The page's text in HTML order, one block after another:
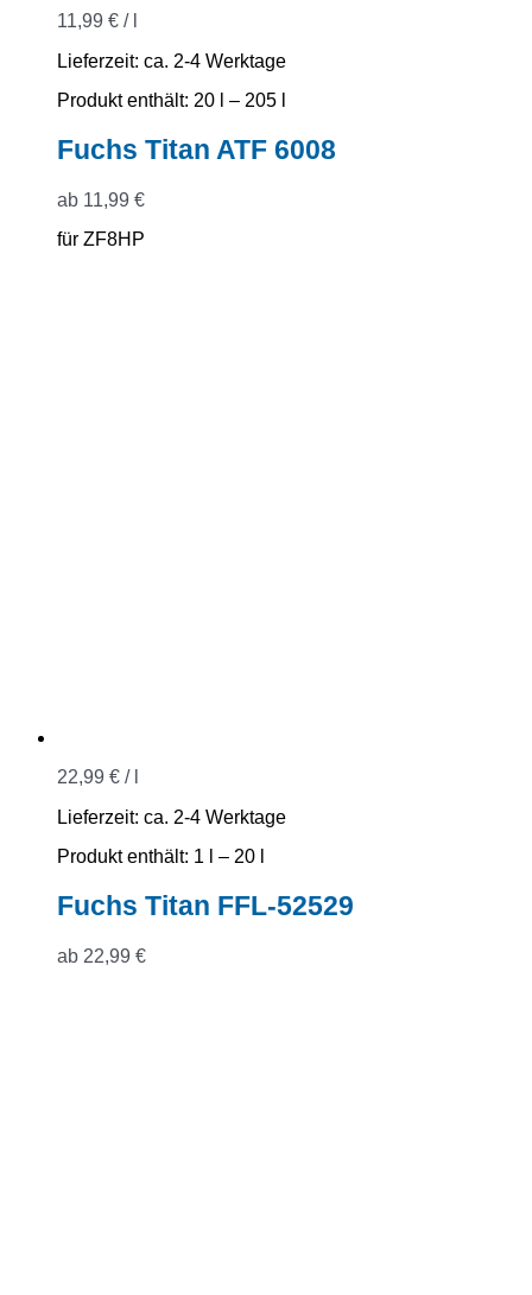
11,99 € /
Lieferzeit: ca. 2-4 Werktage
Produkt enthält: 20
– 205
Fuchs Titan ATF 6008
ab 11,99 €
für ZF8HP
22,99 € /
Lieferzeit: ca. 2-4 Werktage
Produkt enthält: 1
– 20
Fuchs Titan FFL-52529
ab 22,99 €